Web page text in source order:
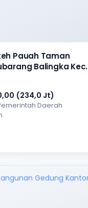
Pauah Taman
Balingka Kec.
(234,0 Jt)
Daerah